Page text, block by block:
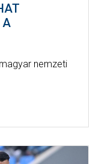
A
nemzeti